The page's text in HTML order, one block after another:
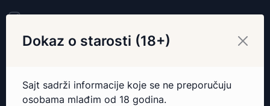
Dokaz o starosti (18+)
Sajt sadrži informacije koje se ne preporučuju
osobama mlađim od 18 godina.